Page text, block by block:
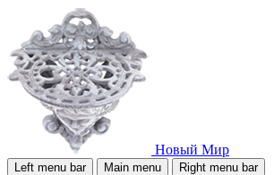
Новый Мир
Left menu bar Main menu Right menu bar